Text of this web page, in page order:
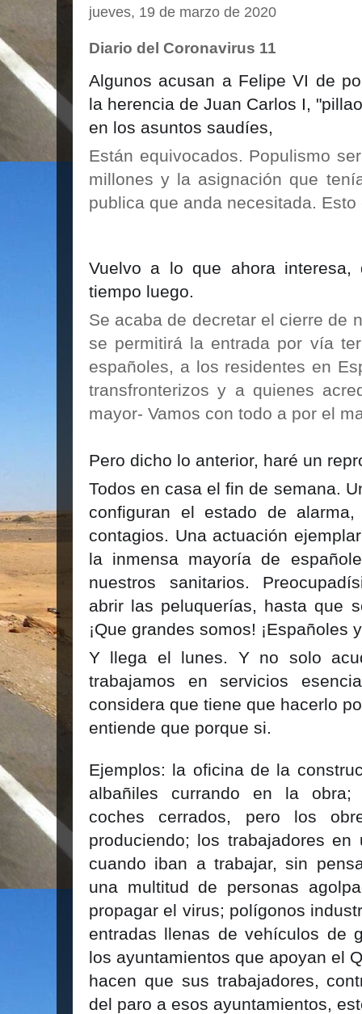
jueves, 19 de marzo de 2020
Diario del Coronavirus 11
Algunos acusan a Felipe VI de
la herencia de Juan Carlos I,
en los asuntos saudíes,
Están equivocados. Populismo
millones y la asignación que
publica que anda necesitada.
Vuelvo a lo que ahora
tiempo luego.
Se acaba de decretar el cierre de
se permitirá la entrada por vía
españoles, a los residentes en
transfronterizos y a quienes
mayor- Vamos con todo a por el
Pero dicho lo anterior, haré un
Todos en casa el fin de semana.
configuran el estado de
contagios. Una actuación
la inmensa mayoría de
nuestros sanitarios.
abrir las peluquerías, hasta que
¡Que grandes somos! ¡Españoles
Y llega el lunes. Y no solo
trabajamos en servicios
considera que tiene que hacerlo
entiende que porque si.
Ejemplos: la oficina de la
albañiles currando en la obra;
coches cerrados, pero los
produciendo; los trabajadores
cuando iban a trabajar, sin
una multitud de personas
propagar el virus; polígonos
entradas llenas de vehículos de
los ayuntamientos que apoyan el
hacen que sus trabajadores,
del paro a esos ayuntamientos,